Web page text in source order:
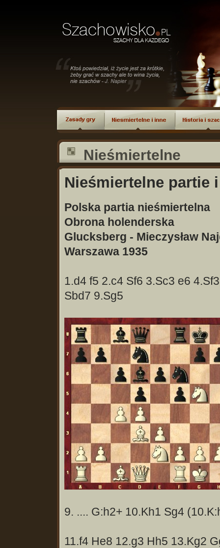
Nieśmiertelne
Nieśmiertelne partie
Polska partia nieśmiertelna
Obrona holenderska
Glucksberg - Mieczysław
Warszawa 1935
1.d4 f5 2.c4 Sf6 3.Sc3 e6
Sbd7 9.Sg5
9. .... G:h2+ 10.Kh1 Sg4
11.f4 He8 12.g3 Hh5 13.Kg2